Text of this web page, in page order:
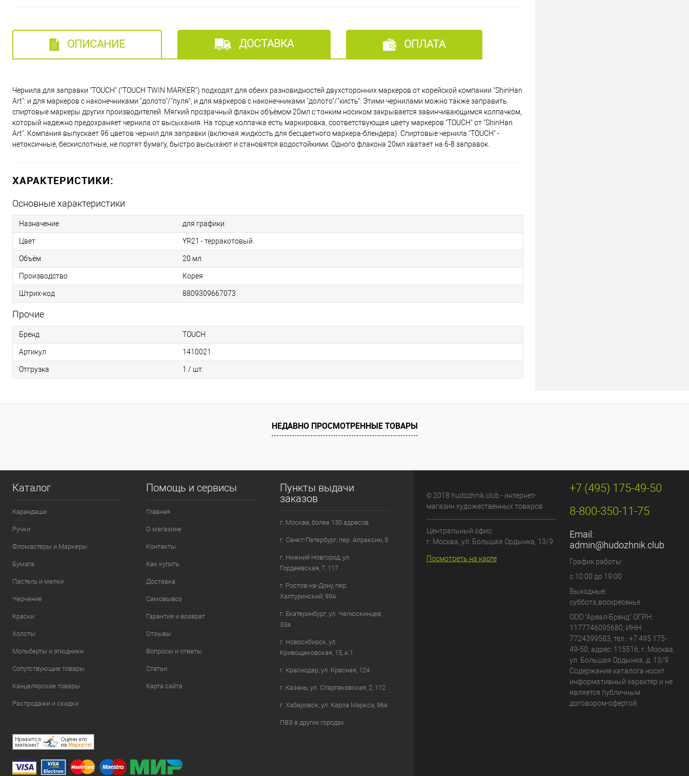
ОПИСАНИЕ ДОСТАВКА ОПЛАТА
Чернила для заправки "TOUCH" ("TOUCH TWIN MARKER") подходят для обеих разновидностей двухсторонних маркеров от корейской компании "ShinHan
Art": и для маркеров с наконечниками "долото"/"пуля", и для маркеров с наконечниками "долото"/"кисть". Этими чернилами можно также заправить
спиртовые маркеры других производителей. Мягкий прозрачный флакон объёмом 20мл с тонким носиком закрывается завинчивающимся колпачком,
который надежно предохраняет чернила от высыхания. На торце колпачка есть маркировка, соответствующая цвету маркеров "TOUCH" от "ShinHan
Art". Компания выпускает 96 цветов чернил для заправки (включая жидкость для бесцветного маркера-блендера). Спиртовые чернила "TOUCH" -
нетоксичные, бескислотные, не портят бумагу, быстро высыхают и становятся водостойкими. Одного флакона 20мл хватает на 6-8 заправок.
ХАРАКТЕРИСТИКИ:
Основные характеристики
Назначение для графики
Цвет YR21 - терракотовый
Объём 20 мл
Производство Корея
Штрих-код 8809309667073
Прочие
Бренд TOUCH
Артикул 1410021
Отгрузка 1 / шт.
НЕДАВНО ПРОСМОТРЕННЫЕ ТОВАРЫ
Каталог
Карандаши
Ручки
Фломастеры и Маркеры
Бумага
Пастель и мелки
Черчение
Краски
Холсты
Мольберты и этюдники
Сопутствующие товары
Канцелярские товары
Распродажи и скидки
Помощь и сервисы
Главная
О магазине
Контакты
Как купить
Доставка
Самовывоз
Гарантия и возврат
Отзывы
Вопросы и ответы
Статьи
Карта сайта
Пункты выдачи
заказов
г. Москва, более 130 адресов
г. Санкт-Петербург, пер. Апраксин, 5
г. Нижний Новгород, ул.
Гордеевская, 7, 117
г. Ростов-на-Дону, пер.
Халтуринский, 99А
г. Екатеринбург, ул. Челюскинцев,
33а
г. Новосибирск, ул.
Кривощековская, 15, к.1
г. Краснодар, ул. Красная, 124
г. Казань, ул. Спартаковская, 2, 112
г. Хабаровск, ул. Карла Маркса, 96а
ПВЗ в других городах
© 2018 hudozhnik.club - интернет-
магазин художественных товаров
Центральный офис:
г. Москва, ул. Большая Ордынка, 13/9
Посмотреть на карте
+7 (495) 175-49-50
8-800-350-11-75
Email:
admin@hudozhnik.club
График работы:
с 10:00 до 19:00
Выходные:
суббота,воскресенье
ООО "Ареал-Бренд" ОГРН:
1177746095680, ИНН:
7724399583, тел.: +7 495 175-
49-50, адрес: 115516, г. Москва,
ул. Большая Ордынка, д. 13/9.
Содержание каталога носит
информативный характер и не
является публичным
договором-офертой.